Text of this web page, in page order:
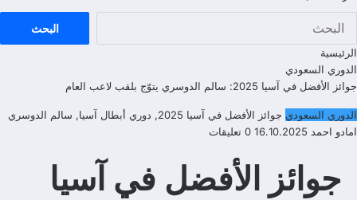
الرئيسية
الدوري السعودي
جوائز الأفضل في آسيا 2025: سالم الدوسري يتوّج بلقب لاعب العام
الدوري السعودي جوائز الأفضل في آسيا 2025 , دوري أبطال آسيا, سالم الدوسري
امادو احمد 16.10.2025 0 تعليقات
جوائز الأفضل في آسيا